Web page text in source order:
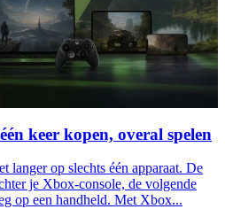
keer kopen, overal spelen
langer op slechts één apparaat. De
je Xbox-console, de volgende
op een handheld. Met Xbox...